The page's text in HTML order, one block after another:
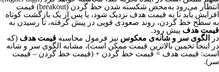
انتظار می‌رود به‌محض شکسته شدن خط گردن (breakout) قیمت
افزایش یابد تا به قیمت هدف نزدیک شود، یا پس از یک بازگشت کوتاه
به سطح خط گردن، روند صعودی قویی در پیش گرفته، تا رسیدن به
قیمت هدف پیش رود.
در
الگوی سر و شانه‌ی معکوس نیز فرمول محاسبه قیمت هدف (که
در اینجا تخمین بالاترین قیمت ممکن است)، مشابه الگوی سر و شانه
است: قیمت هدف = قیمت خط گردن + (قیمت خط گردن – قیمت
سر).